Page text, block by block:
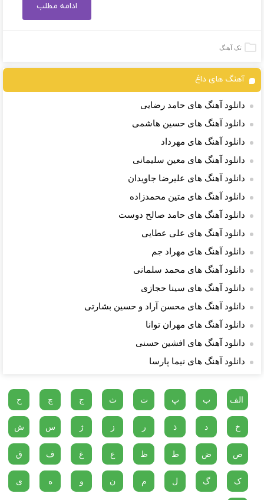
ادامه مطلب
تک آهنگ
آهنگ های داغ
دانلود آهنگ های حامد رضایی
دانلود آهنگ های حسین هاشمی
دانلود آهنگ های مهرداد
دانلود آهنگ های معین سلیمانی
دانلود آهنگ های علیرضا جاویدان
دانلود آهنگ های متین محمدزاده
دانلود آهنگ های حامد صالح دوست
دانلود آهنگ های علی عطایی
دانلود آهنگ های مهراد جم
دانلود آهنگ های محمد سلمانی
دانلود آهنگ های سینا حجازی
دانلود آهنگ های محسن آراد و حسین بشارتی
دانلود آهنگ های مهران توانا
دانلود آهنگ های افشین حسنی
دانلود آهنگ های نیما پارسا
الف ب پ ت ث ج چ ح
خ د ذ ر ز ژ س ش
ص ض ط ظ ع غ ف ق
ک گ ل م ن و ه ی